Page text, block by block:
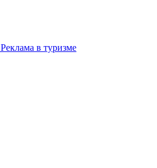
Реклама в туризме